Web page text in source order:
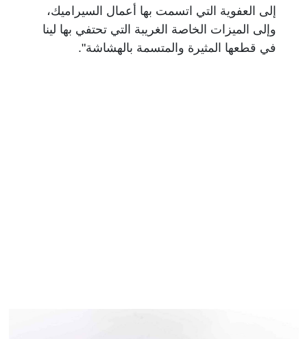
إلى العفوية التي اتسمت بها أعمال السيراميك،
وإلى الميزات الخاصة الغريبة التي تحتفي بها لينا
في قطعها المثيرة والمتسمة بالهشاشة".